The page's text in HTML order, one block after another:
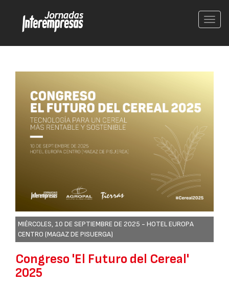
MIÉRCOLES, 10 DE SEPTIEMBRE DE 2025 - HOTEL EUROPA
CENTRO (MAGAZ DE PISUERGA)
Congreso 'El Futuro del Cereal'
2025